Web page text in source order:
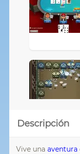
Descripción
Vive una aventura